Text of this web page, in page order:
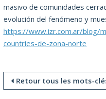
masivo de comunidades
evolución del fenómeno y
https://www.izr.com.ar/blog/
countries-de-zona-norte
Retour tous les mots-